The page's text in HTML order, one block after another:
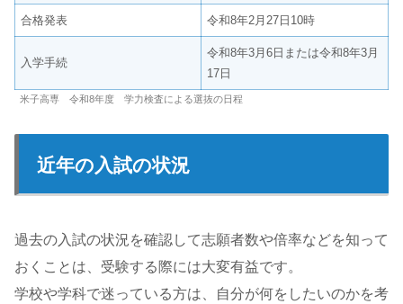
合格発表 令和8年2月27日10時
入学手続
令和8年3月6日または令和8年3月
17日
米子高専 令和8年度 学力検査による選抜の日程
近年の入試の状況
過去の入試の状況を確認して志願者数や倍率などを知って
おくことは、受験する際には大変有益です。
学校や学科で迷っている方は、自分が何をしたいのかを考